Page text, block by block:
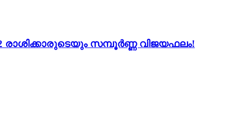
രാശിക്കാരുടെയും സമ്പൂർണ്ണ വിജയഫലം!